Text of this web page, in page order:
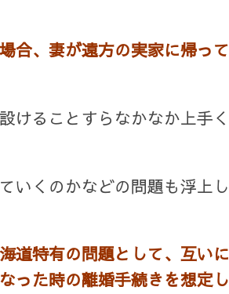
合、妻が遠方の実家に帰って
けることすらなかなか上手く
いくのかなどの問題も浮上し
道特有の問題として、互いに
った時の離婚手続きを想定し